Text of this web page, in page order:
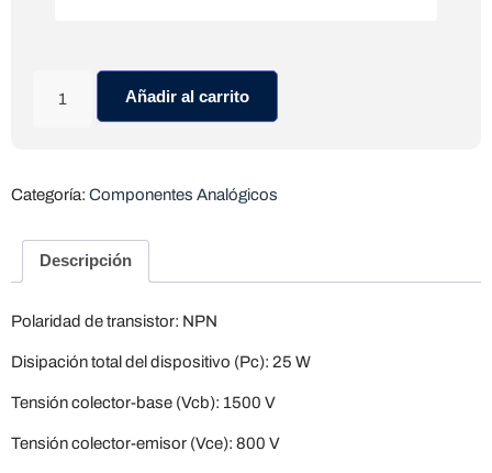
Añadir al carrito
Categoría: Componentes Analógicos
Descripción
Polaridad de transistor: NPN
Disipación total del dispositivo (Pc): 25 W
Tensión colector-base (Vcb): 1500 V
Tensión colector-emisor (Vce): 800 V